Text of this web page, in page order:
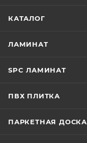
КАТАЛОГ
ЛАМИНАТ
SPC ЛАМИНАТ
ПВХ ПЛИТКА
ПАРКЕТНАЯ ДОСКА